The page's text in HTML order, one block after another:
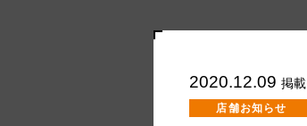
2020.12.09 掲載
店舗お知らせ